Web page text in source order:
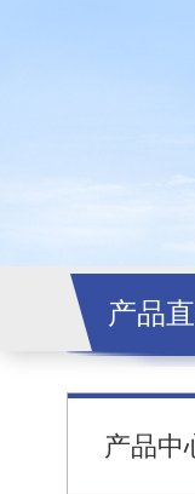
产品
产品中